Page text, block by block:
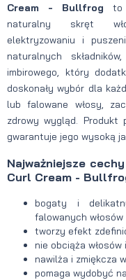
Cream - Bullfrog to
naturalny skręt
elektryzowaniu i
naturalnych
imbirowego, który
doskonały wybór dla
lub falowane włosy,
zdrowy wygląd. Produkt
gwarantuje jego wysoką
Najważniejsze
Curl Cream -
bogaty i
falowanych włosów
tworzy efekt
nie obciąża
nawilża i zmiękcza
pomaga wydobyć